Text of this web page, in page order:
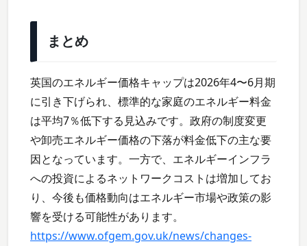
まとめ
英国のエネルギー価格キャップは2026年4〜6月期
に引き下げられ、標準的な家庭のエネルギー料金
は平均7％低下する見込みです。政府の制度変更
や卸売エネルギー価格の下落が料金低下の主な要
因となっています。一方で、エネルギーインフラ
への投資によるネットワークコストは増加してお
り、今後も価格動向はエネルギー市場や政策の影
響を受ける可能性があります。
https://www.ofgem.gov.uk/news/changes-